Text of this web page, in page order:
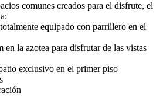
comunes creados para el disfrute, el
equipado con parrillero en el
en la azotea para disfrutar de las vistas
exclusivo en el primer piso